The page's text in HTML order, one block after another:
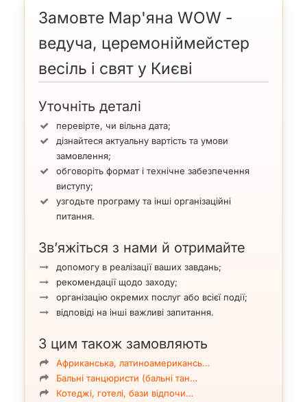
Замовте Мар'яна WOW -
ведуча, церемоніймейстер
весіль і свят у Києві
Уточніть деталі
перевірте, чи вільна дата;
дізнайтеся актуальну вартість та умови
замовлення;
обговоріть формат і технічне забезпечення
виступу;
узгодьте програму та інші організаційні
питання.
Зв’яжіться з нами й отримайте
допомогу в реалізації ваших завдань;
рекомендації щодо заходу;
організацію окремих послуг або всієї події;
відповіді на інші важливі запитання.
З цим також замовляють
Африканська, латиноамерикансь…
Бальні танцюристи (бальні тан…
Котеджі, готелі, бази відпочи…